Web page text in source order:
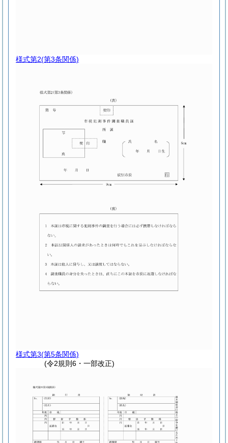
様式第2(第3条関係)
様式第3(第5条関係)
(令2規則6・一部改正)